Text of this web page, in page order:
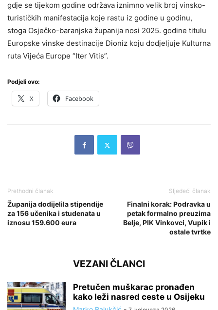
gdje se tijekom godine održava iznimno velik broj vinsko-
turističkih manifestacija koje rastu iz godine u godinu,
stoga Osječko-baranjska županija nosi 2025. godine titulu
Europske vinske destinacije Dioniz koju dodjeljuje Kulturna
ruta Vijeća Europe “Iter Vitis”.
Podjeli ovo:
X Facebook
Prethodni članak
Županija dodijelila stipendije
za 156 učenika i studenata u
iznosu 159.600 eura
Sljedeći članak
Finalni korak: Podravka u
petak formalno preuzima
Belje, PIK Vinkovci, Vupik i
ostale tvrtke
VEZANI ČLANCI
Pretučen muškarac pronađen
kako leži nasred ceste u Osijeku